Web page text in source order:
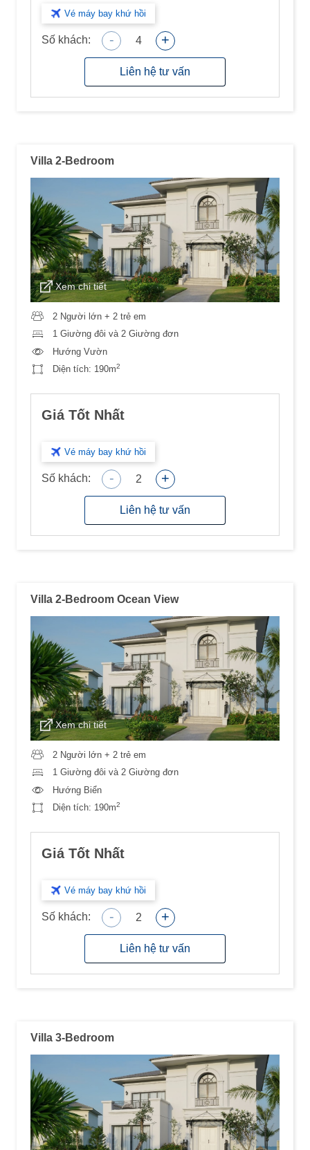
Vé máy bay khứ hồi
Số khách: - 4 +
Liên hệ tư vấn
Villa 2-Bedroom
Xem chi tiết
2 Người lớn + 2 trẻ em
1 Giường đôi và 2 Giường đơn
Hướng Vườn
Diện tích: 190m2
Giá Tốt Nhất
Vé máy bay khứ hồi
Số khách: - 2 +
Liên hệ tư vấn
Villa 2-Bedroom Ocean View
Xem chi tiết
2 Người lớn + 2 trẻ em
1 Giường đôi và 2 Giường đơn
Hướng Biển
Diện tích: 190m2
Giá Tốt Nhất
Vé máy bay khứ hồi
Số khách: - 2 +
Liên hệ tư vấn
Villa 3-Bedroom